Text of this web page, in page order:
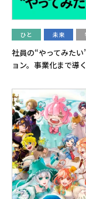
ひと 未来
社員の“やってみた
ョン。事業化まで導